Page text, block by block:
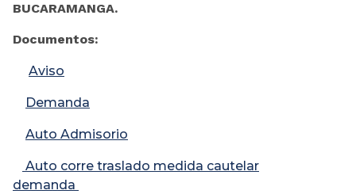
BUCARAMANGA.
Documentos:
Aviso
Demanda
Auto Admisorio
Auto corre traslado medida cautelar
demanda